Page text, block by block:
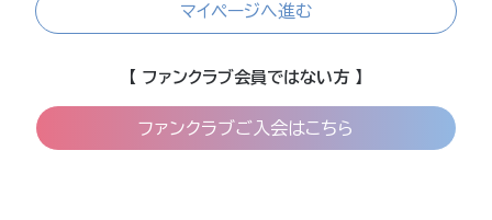
マイページへ進む
【 ファンクラブ会員ではない方 】
ファンクラブご入会はこちら